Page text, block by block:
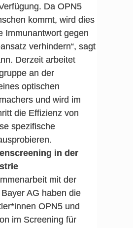
Da OPN5
kommt, wird dies
Immunantwort gegen
verhindern“, sagt
Derzeit arbeitet
an der
optischen
und wird im
die Effizienz von
spezifische
in der
mit der
AG haben die
OPN5 und
im Screening für